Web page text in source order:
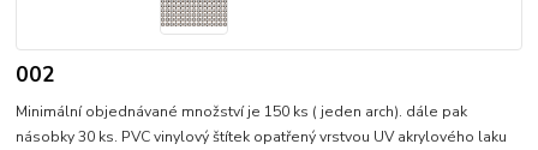
002
Minimální objednávané množství je 150 ks ( jeden arch). dále pak
násobky 30 ks. PVC vinylový štítek opatřený vrstvou UV akrylového laku